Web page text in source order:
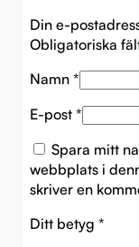
Din e-
Obligatoriska
Namn *
E-post *
Spara mitt
webbplats i
skriver en
Ditt betyg *